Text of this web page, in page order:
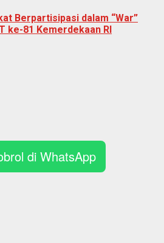
Berpartisipasi dalam “War”
ke-81 Kemerdekaan RI
di WhatsApp